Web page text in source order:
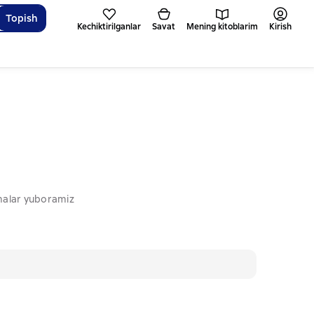
Topish
Kechiktirilganlar Savat Mening kitoblarim Kirish
yuboramiz